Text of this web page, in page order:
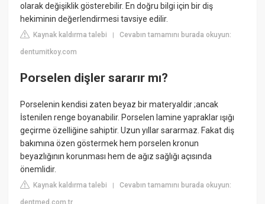
olarak değişiklik gösterebilir. En doğru bilgi için bir diş
hekiminin değerlendirmesi tavsiye edilir.
Kaynak kaldırma talebi |Cevabın tamamını burada okuyun:
dentumitkoy.com
Porselen dişler sararır mı?
Porselenin kendisi zaten beyaz bir materyaldir ;ancak
İstenilen renge boyanabilir. Porselen lamine yapraklar ışığı
geçirme özelliğine sahiptir. Uzun yıllar sararmaz. Fakat diş
bakımına özen göstermek hem porselen kronun
beyazlığının korunması hem de ağız sağlığı açısında
önemlidir.
Kaynak kaldırma talebi |Cevabın tamamını burada okuyun:
dentmed.com.tr